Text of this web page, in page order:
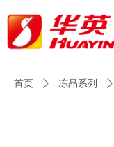
首页 ꄲ 冻品系列 ꄲ